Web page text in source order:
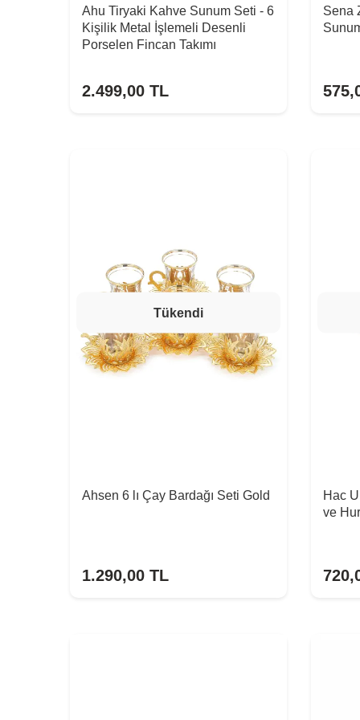
Ahu Tiryaki Kahve Sunum Seti - 6
Kişilik Metal İşlemeli Desenli
Porselen Fincan Takımı
2.499,00 TL
Sena
Tükendi
Ahsen 6 lı Çay Bardağı Seti Gold
1.290,00 TL
Hac
ve